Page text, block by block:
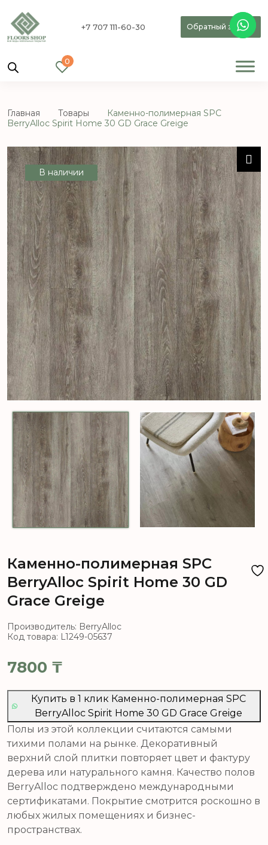
+7 707 111-60-30 Обратный звонок
0
Главная Товары
Каменно-полимерная SPC
BerryAlloc Spirit Home 30 GD Grace Greige
В наличии
Каменно-полимерная SPC
BerryAlloc Spirit Home 30 GD
Grace Greige
Производитель: BerryAlloc
Код товара: L1249-05637
7800 ₸
Купить в 1 клик Каменно-полимерная SPC
BerryAlloc Spirit Home 30 GD Grace Greige
Полы из этой коллекции считаются самыми
тихими полами на рынке. Декоративный
верхний слой плитки повторяет цвет и фактуру
дерева или натурального камня. Качество полов
BerryAlloc подтверждено международными
сертификатами. Покрытие смотрится роскошно в
любых жилых помещениях и бизнес-
пространствах.